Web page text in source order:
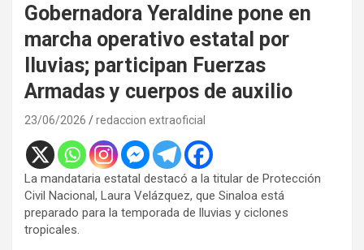
Gobernadora Yeraldine pone en
marcha operativo estatal por
lluvias; participan Fuerzas
Armadas y cuerpos de auxilio
23/06/2026 redaccion extraoficial
La mandataria estatal destacó a la titular de Protección
Civil Nacional, Laura Velázquez, que Sinaloa está
preparado para la temporada de lluvias y ciclones
tropicales.